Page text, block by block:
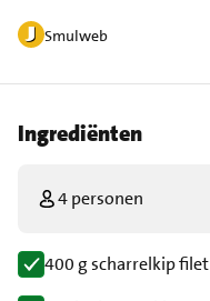
Smulweb
Ingrediënten
4 personen
400 g scharrelkip filet